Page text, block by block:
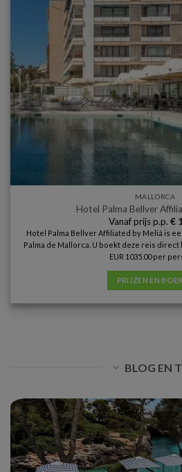
MALLORCA
Hotel Palma Bellver
Vanaf prijs p.p. €
Hotel Palma Bellver Affiliated by Meliá is
Palma de Mallorca. U boekt deze reis
EUR 1035.00 per
PRIJZEN EN
BLOG EN